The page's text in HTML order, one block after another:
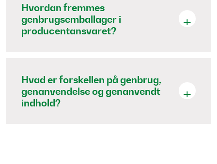
Hvordan fremmes
genbrugsemballager i
producentansvaret?
Hvad er forskellen på genbrug,
genanvendelse og genanvendt
indhold?